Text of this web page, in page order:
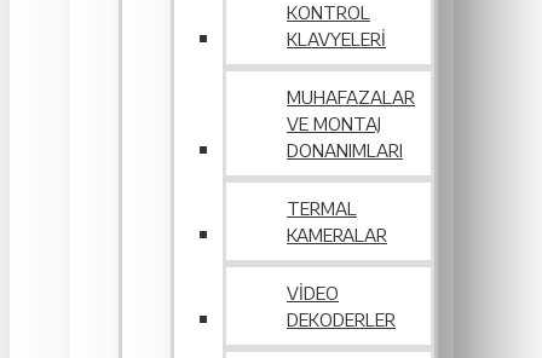
KONTROL
KLAVYELERI
MUHAFAZALAR
VE MONTAJ
DONANIMLARI
TERMAL
KAMERALAR
VIDEO
DEKODERLER